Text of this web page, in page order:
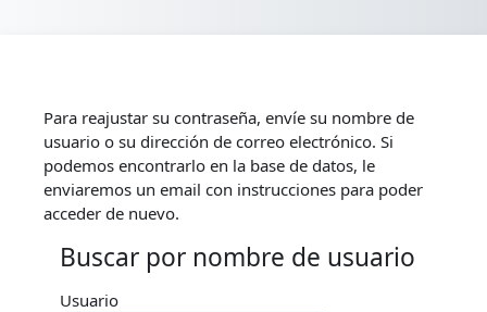
Para reajustar su contraseña, envíe su nombre de
usuario o su dirección de correo electrónico. Si
podemos encontrarlo en la base de datos, le
enviaremos un email con instrucciones para poder
acceder de nuevo.
Buscar por nombre de usuario
Buscar por nombre de usuario
Usuario